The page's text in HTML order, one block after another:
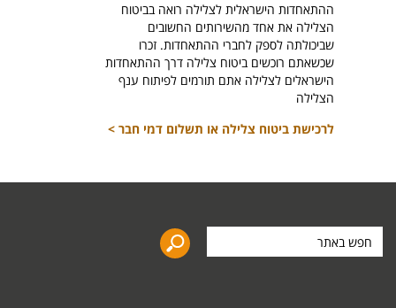
ההתאחדות הישראלית לצלילה רואה בביטוח
הצלילה את אחד מהשירותים החשובים
שביכולתה לספק לחברי ההתאחדות. זכרו
שכשאתם רוכשים ביטוח צלילה דרך ההתאחדות
הישראלים לצלילה אתם תורמים לפיתוח ענף
הצלילה
לרכישת ביטוח צלילה או תשלום דמי חבר >
באתר